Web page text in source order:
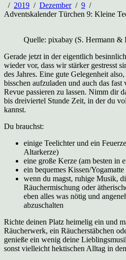
2019 Dezember
9
Adventskalender Türchen 9: Kleine
Quelle: pixabay (S. Hermann &
Gerade jetzt in der eigentlich
wieder vor, dass wir stärker gestresst
des Jahres. Eine gute Gelegenheit
bisschen aufzuladen und auch das fast
Revue passieren zu lassen. Nimm dir
bis dreiviertel Stunde Zeit, in der du
kannst.
Du brauchst:
einige Teelichter und ein
Altarkerze)
eine große Kerze (am besten in
ein bequemes Kissen/Yogamatte
wenn du magst, ruhige Musik,
Räuchermischung oder
eben alles was nötig und
abzuschalten
Richte deinen Platz heimelig ein und
Räucherwerk, ein Räucherstäbchen
genieße ein wenig deine
sonst vielleicht hektischen Alltag in